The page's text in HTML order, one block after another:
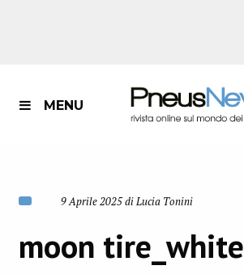
MENU
9 Aprile 2025 di Lucia Tonini
moon tire_white